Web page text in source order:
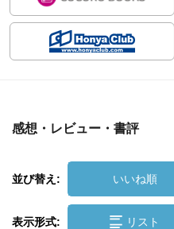
感想・レビュー・書評
並び替え: いいね順
表示形式: リスト